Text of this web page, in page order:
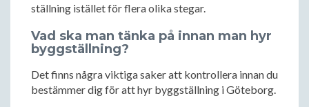
ställning istället för flera olika stegar.
Vad ska man tänka på innan man hyr
byggställning?
Det finns några viktiga saker att kontrollera innan du
bestämmer dig för att hyr byggställning i Göteborg.